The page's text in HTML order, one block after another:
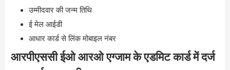
उम्मीदवार की जन्म तिथि
ई मेल आईडी
आधार कार्ड से लिंक मोबाइल नंबर
आरपीएससी ईओ आरओ एग्जाम के एडमिट कार्ड में दर्ज